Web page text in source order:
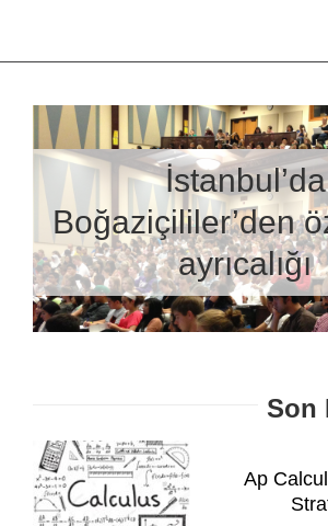
İstanbul’da
Boğaziçililer’den
ayrıcalığı
Son
Ap